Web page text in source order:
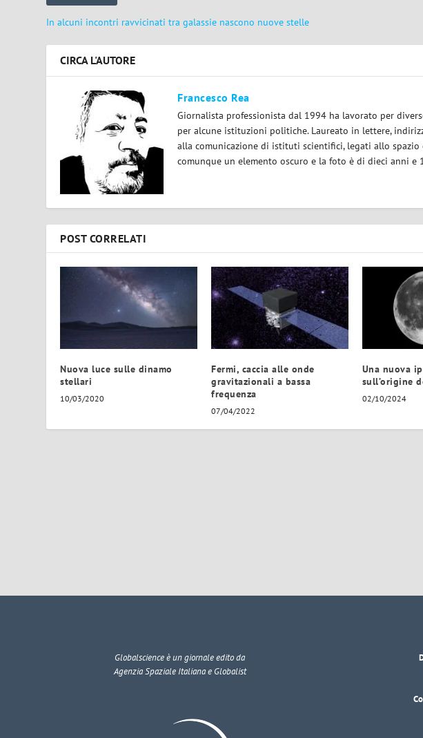
In alcuni incontri ravvicinati tra galassie nascono nuove stelle
CIRCA L'AUTORE
Francesco Rea
Giornalista professionista dal 1994 ha lavorato per
per alcune istituzioni politiche. Laureato in lettere,
alla comunicazione di istituti scientifici, legati allo spazio
comunque un elemento oscuro e la foto è di dieci anni e
POST CORRELATI
Nuova luce sulle dinamo
stellari
10/03/2020
Fermi, caccia alle onde
gravitazionali a bassa
frequenza
07/04/2022
Una nuova
sull’origine
02/10/2024
Globalscienceè un giornale edito da
Agenzia Spaziale Italiana e Globalist